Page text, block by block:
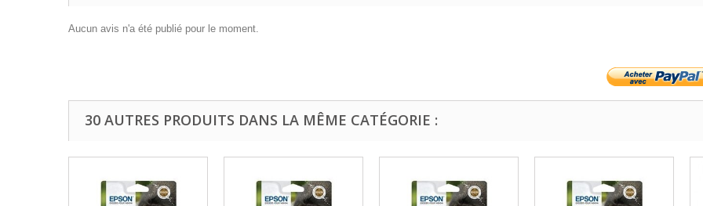
Aucun avis n'a été publié pour le moment.
30 AUTRES PRODUITS DANS LA MÊME CATÉGORIE :